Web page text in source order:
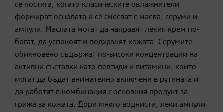
се постига, когато класическите овлажнители
формират основата и се смесват с масла, серуми и
ампули. Маслата могат да направят лекия крем по-
богат, да успокоят и подхранят кожата. Серумите
обикновено съдържат по-високи концентрации на
активни съставки като пептиди и витамини, които
могат да бъдат внимателно включени в рутината и
да работят в комбинация с основния продукт за
грижа за кожата. Дори много воднисти, леки ампули